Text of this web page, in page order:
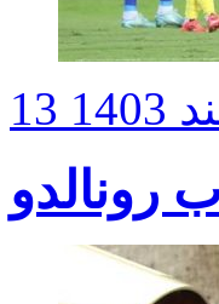
رونالدو